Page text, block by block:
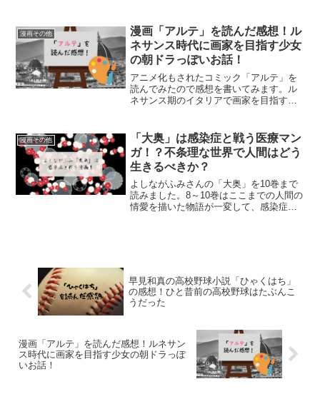
漫画その他
漫画「アルテ」を読んだ感想！ル
ネサンス時代に画家を目指す少女
の朝ドラっぽいお話！
アニメ化もされたコミック「アルテ」を
読んでみたので感想を書いてみます。ル
ネサンス期のイタリアで画家を目指す前
漫画その他
「大奥」は感染症と戦う医療マン
ガ！？不条理な世界で人間はどう
生きるべきか？
よしながふみさんの「大奥」を10巻まで
読みました。8～10巻はここまでの人間の
情愛を描いた物語が一変して、感染症と
早見和真の高校野球小説「ひゃくはち」
の感想！ひと昔前の高校野球はたぶんこ
うだった
漫画「アルテ」を読んだ感想！ルネサン
ス時代に画家を目指す少女の朝ドラっぽ
いお話！